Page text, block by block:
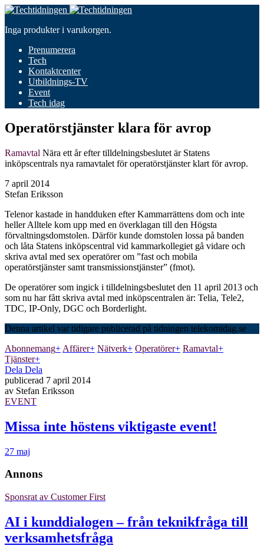
Inga produkter i varukorgen.
Prenumerera
Tech
Kontaktcenter
Utbildnings-TV
Event
Tech idag
Operatörstjänster klara för avrop
Ramavtal Nära ett år efter tilldelningsbeslutet är Statens
inköpscentrals nya ramavtalet för operatörstjänster klart för avrop.
7 april 2014
Stefan Eriksson
Telenor kastade in handduken efter Kammarrättens dom och inte
heller Alltele kom upp med en överklagan till den Högsta
förvaltningsdomstolen. Därför kunde domstolen lossa på banden
och låta Statens inköpscentral vid kammarkollegiet gå vidare och
skriva avtal med sex operatörer om ”fast och mobila
operatörstjänster samt transmissionstjänster” (fmot).
De operatörer som ingick i tilldelningsbeslutet den 11 april 2013 och
som nu har fått skriva avtal med inköpscentralen är: Telia, Tele2,
TDC, IP-Only, DGC och Borderlight.
Denna artikel var tidigare publicerad på tidningen telekomidag.se
Abonnemang+ Affärer+ Nätverk+ Operatörer+ Ramavtal+
Tjänster+
Dela Dela
publicerad 7 april 2014
av Stefan Eriksson
EVENT
Missa inte höstens viktigaste event!
27 maj
Annons
Sponsrat av Customer First
AI i kunddialogen – från teknikfråga till
verksamhetsfråga